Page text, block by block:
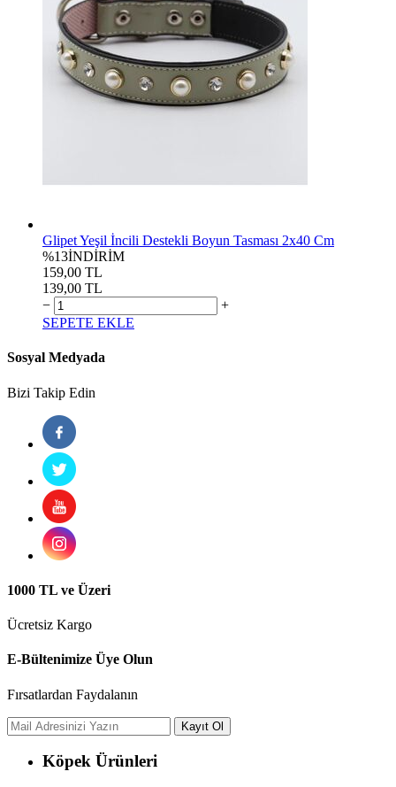
Glipet Yeşil İncili Destekli Boyun Tasması 2x40 Cm
%13İNDİRİM
159,00 TL
139,00 TL
−
+
SEPETE EKLE
Sosyal Medyada
Bizi Takip Edin
1000 TL ve Üzeri
Ücretsiz Kargo
E-Bültenimize Üye Olun
Fırsatlardan Faydalanın
Köpek Ürünleri